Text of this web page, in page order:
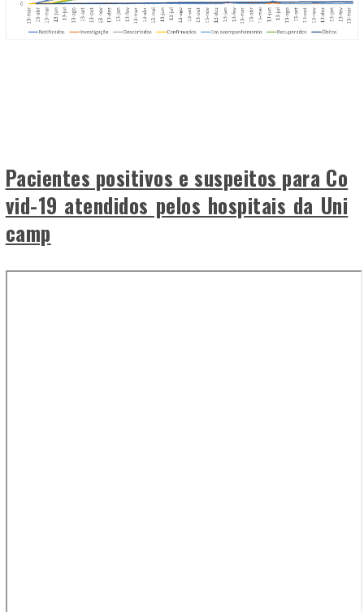
Pacientes positivos e suspeitos para Co
vid-19 atendidos pelos hospitais da Uni
camp